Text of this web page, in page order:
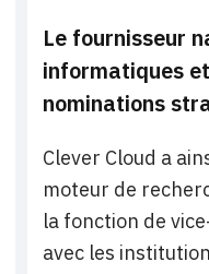
Le fournisseur
informatiques
nominations
Clever Cloud a
moteur de
la fonction de
avec les